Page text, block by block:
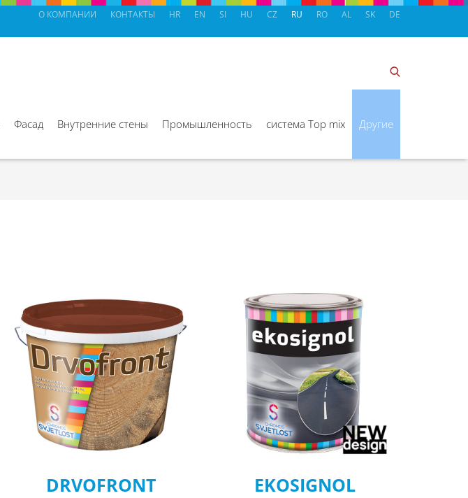
HR EN SI HU CZ RU RO AL SK DE
О КОМПАНИИ КОНТАКТЫ
Фасад Внутренние стены Промышленность система Top mix Другие
DRVOFRONT EKOSIGNOL